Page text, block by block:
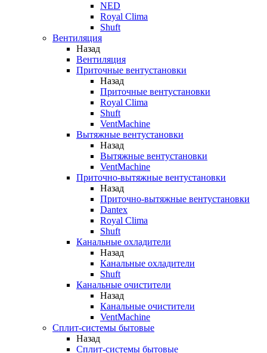
NED
Royal Clima
Shuft
Вентиляция
Назад
Вентиляция
Приточные вентустановки
Назад
Приточные вентустановки
Royal Clima
Shuft
VentMachine
Вытяжные вентустановки
Назад
Вытяжные вентустановки
VentMachine
Приточно-вытяжные вентустановки
Назад
Приточно-вытяжные вентустановки
Dantex
Royal Clima
Shuft
Канальные охладители
Назад
Канальные охладители
Shuft
Канальные очистители
Назад
Канальные очистители
VentMachine
Сплит-системы бытовые
Назад
Сплит-системы бытовые